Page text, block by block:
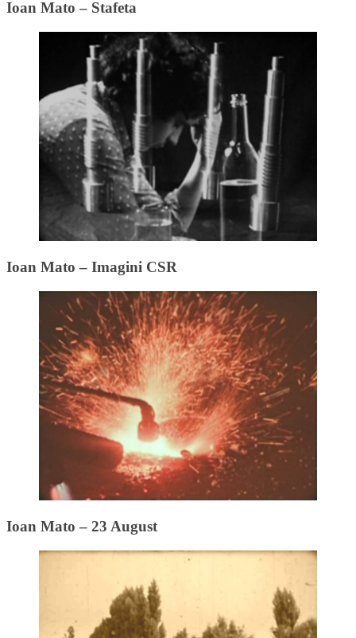
Ioan Mato – Stafeta
Ioan Mato – Imagini CSR
Ioan Mato – 23 August